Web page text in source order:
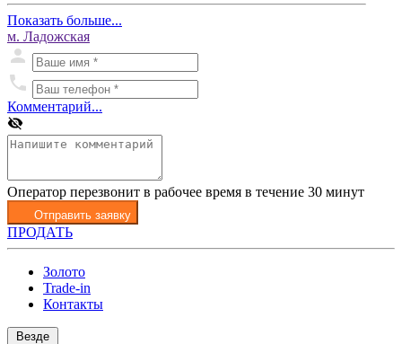
Показать больше...
м. Ладожская
Комментарий...
Оператор перезвонит в рабочее время в течение 30 минут
Отправить заявку
ПРОДАТЬ
Золото
Trade-in
Контакты
Везде